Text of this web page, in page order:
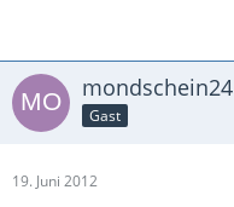
mondschein24
Gast
19. Juni 2012